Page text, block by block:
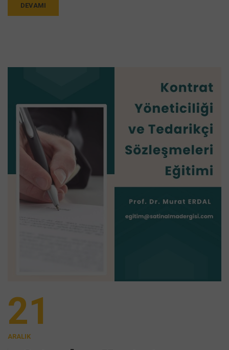
DEVAMI
21
ARALIK